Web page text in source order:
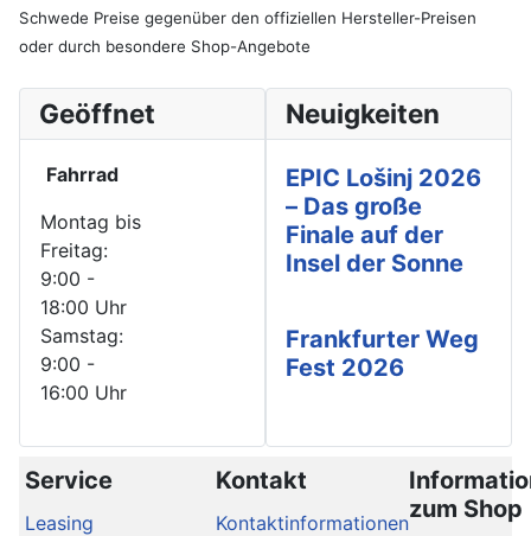
Schwede Preise gegenüber den offiziellen Hersteller-Preisen
oder durch besondere Shop-Angebote
Geöffnet
Fahrrad
Montag bis
Freitag:
9:00 -
18:00 Uhr
Samstag:
9:00 -
16:00 Uhr
Neuigkeiten
EPIC Lošinj 2026
– Das große
Finale auf der
Insel der Sonne
Frankfurter Weg
Fest 2026
Service
Leasing
Kontakt
Kontaktinformationenzum Shop